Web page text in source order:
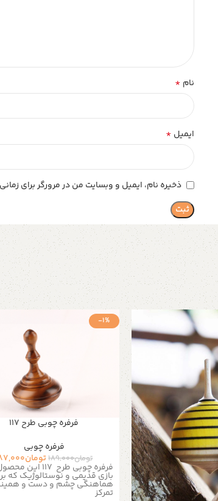
نام *
ایمیل *
ذخیره نام، ایمیل و وبسایت من در مرورگر برای
-1%
فرفره چوبی طرح 117
فرفره چوبی
تومان189,000تومان
فرفره چوبی طرح 117
بازی قدیمی و نوستالوژیک که
هماهنگی چشم و دست و
تمرکز